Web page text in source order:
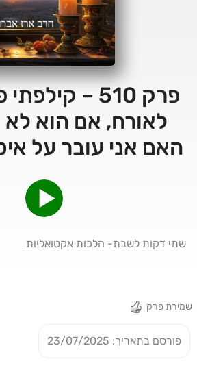
פרק 510 –
לאורח, אם הוא לא
האם אני עובר על
שתי דקות לשבת- הלכות אקטואליות
שמירת פרק
פורסם בתאריך: 23/07/2025